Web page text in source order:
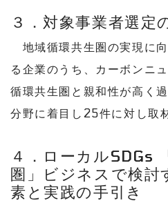
３．対象事業者選定
地域循環共生圏の実現に
る企業のうち、カーボンニ
循環共生圏と親和性が高く
分野に着目し25件に対し取
４．ローカルSDGs
圏」ビジネスで検討
素と実践の手引き